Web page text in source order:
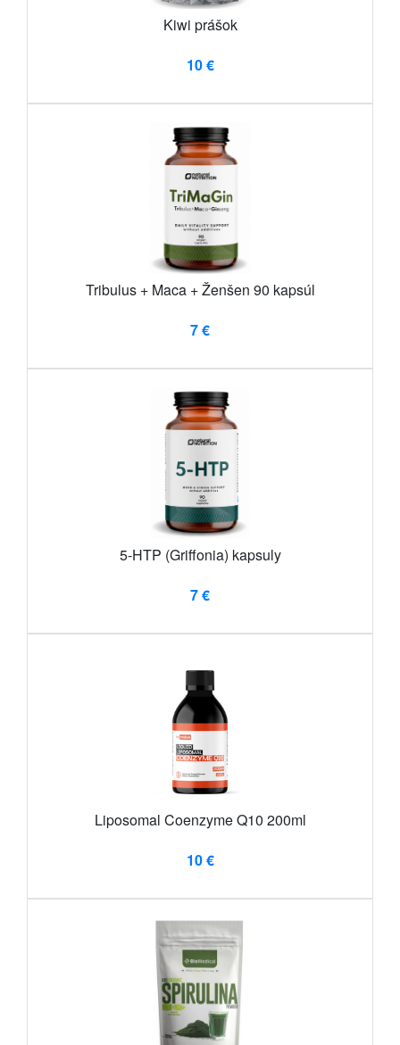
Kiwi prášok
10 €
Tribulus + Maca + Ženšen 90 kapsúl
7 €
5-HTP (Griffonia) kapsuly
7 €
Liposomal Coenzyme Q10 200ml
10 €